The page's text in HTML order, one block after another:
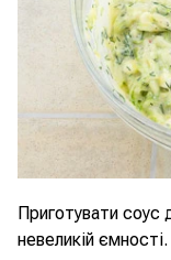
Приготувати соус
невеликій ємності.